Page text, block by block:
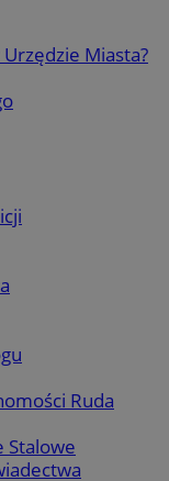
Urzędzie Miasta?
Ruda
Stalowe